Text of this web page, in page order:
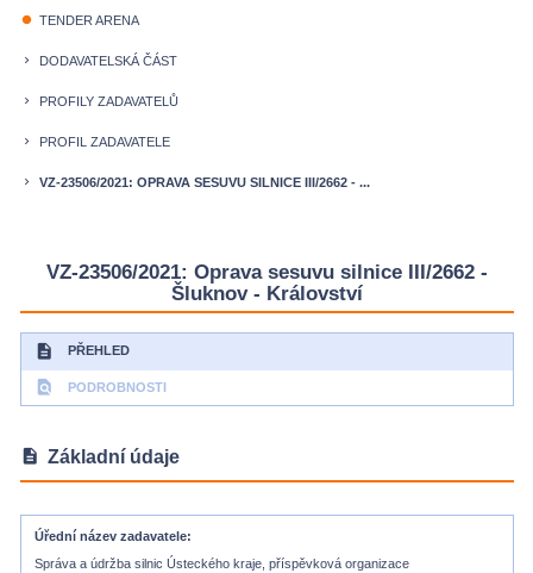
fiber_manual_record TENDER ARENA
keyboard_arrow_right DODAVATELSKÁ ČÁST
keyboard_arrow_right PROFILY ZADAVATELŮ
keyboard_arrow_right PROFIL ZADAVATELE
keyboard_arrow_right VZ-23506/2021: OPRAVA SESUVU SILNICE III/2662 - ...
VZ-23506/2021: Oprava sesuvu silnice III/2662 -
Šluknov - Království
description PŘEHLED
find_in_page PODROBNOSTI
description Základní údaje
Úřední název zadavatele
Správa a údržba silnic Ústeckého kraje, příspěvková organizace